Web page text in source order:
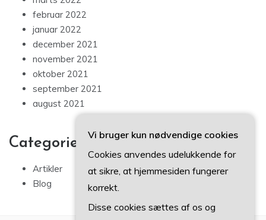
februar 2022
januar 2022
december 2021
november 2021
oktober 2021
september 2021
august 2021
Categories
Artikler
Blog
Vi bruger kun nødvendige cookies
Cookies anvendes udelukkende for
at sikre, at hjemmesiden fungerer
korrekt.
Disse cookies sættes af os og